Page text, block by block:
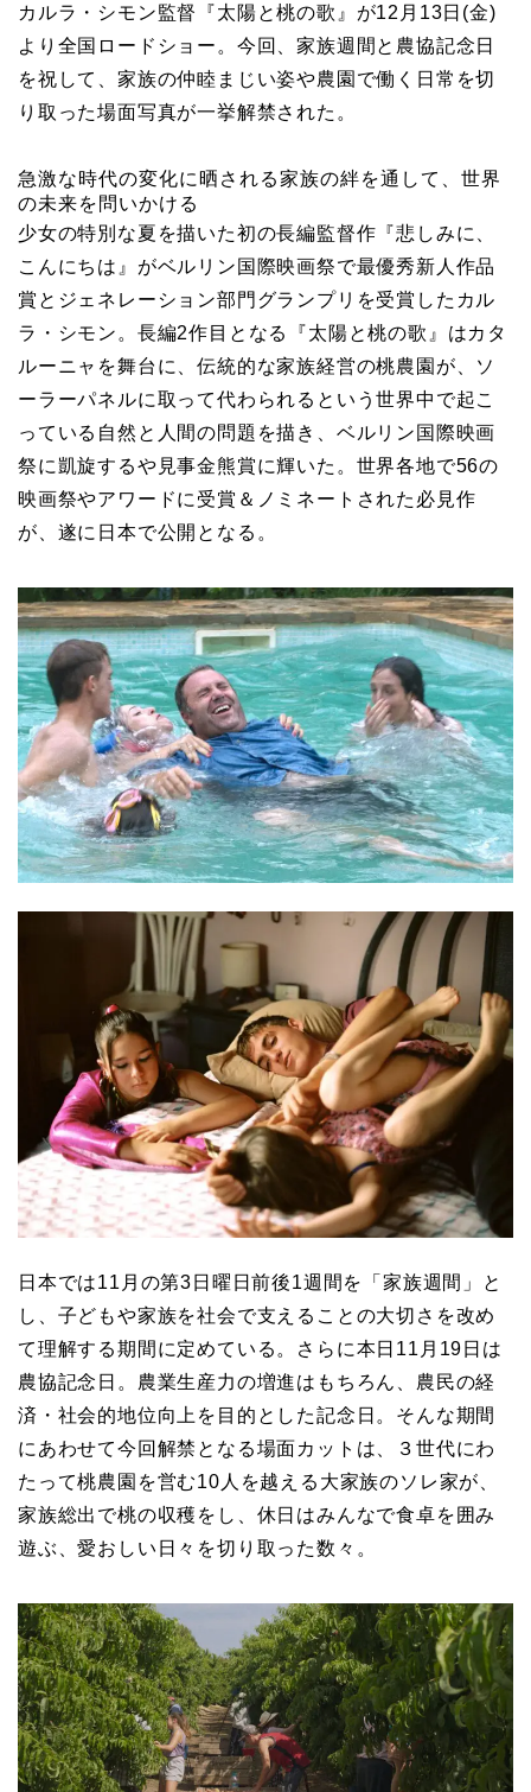
カルラ・シモン監督『太陽と桃の歌』が12月13日(金)
より全国ロードショー。今回、家族週間と農協記念日
を祝して、家族の仲睦まじい姿や農園で働く日常を切
り取った場面写真が一挙解禁された。
急激な時代の変化に晒される家族の絆を通して、世界
の未来を問いかける
少女の特別な夏を描いた初の長編監督作『悲しみに、
こんにちは』がベルリン国際映画祭で最優秀新人作品
賞とジェネレーション部門グランプリを受賞したカル
ラ・シモン。長編2作目となる『太陽と桃の歌』はカタ
ルーニャを舞台に、伝統的な家族経営の桃農園が、ソ
ーラーパネルに取って代わられるという世界中で起こ
っている自然と人間の問題を描き、ベルリン国際映画
祭に凱旋するや見事金熊賞に輝いた。世界各地で56の
映画祭やアワードに受賞＆ノミネートされた必見作
が、遂に日本で公開となる。
日本では11月の第3日曜日前後1週間を「家族週間」と
し、子どもや家族を社会で支えることの大切さを改め
て理解する期間に定めている。さらに本日11月19日は
農協記念日。農業生産力の増進はもちろん、農民の経
済・社会的地位向上を目的とした記念日。そんな期間
にあわせて今回解禁となる場面カットは、３世代にわ
たって桃農園を営む10人を越える大家族のソレ家が、
家族総出で桃の収穫をし、休日はみんなで食卓を囲み
遊ぶ、愛おしい日々を切り取った数々。